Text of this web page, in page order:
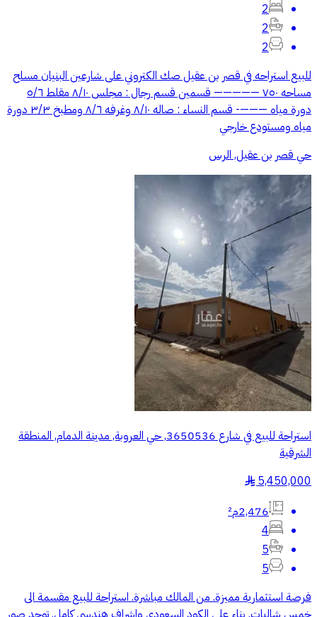
2
2
2
للبيع استراحه في قصر بن عقيل صك الكتروني على شارعين البنيان مسلح
مساحه ٧٥٠ ————— قسمين قسم رجال : مجلس ٨/١٠ مقلط ٥/٦
دورة مياه ———- قسم النساء : صاله ٨/١٠ وغرفه ٨/٦ ومطبخ ٣/٣ دورة
مياه ومستودع خارجي
حي قصر بن عقيل, الرس
استراحة للبيع في شارع 3650536, حي العروبة, مدينة الدمام, المنطقة
الشرقية
5,450,000
§
2,476م²
4
5
5
فرصة استثمارية مميزة. من المالك مباشرة. استراحة للبيع مقسمة الى